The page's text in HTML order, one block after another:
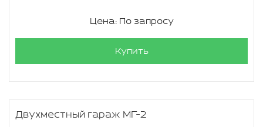
Цена: По запросу
Купить
Двухместный гараж МГ-2